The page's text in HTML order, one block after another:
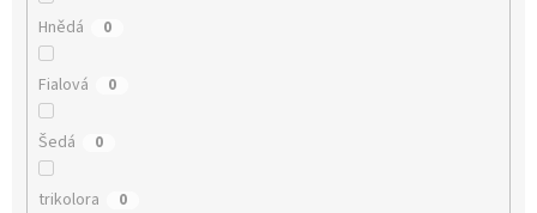
Hnědá 0
Fialová 0
Šedá 0
trikolora 0